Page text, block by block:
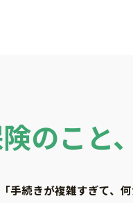
のこと
「手続きが複雑すぎて、